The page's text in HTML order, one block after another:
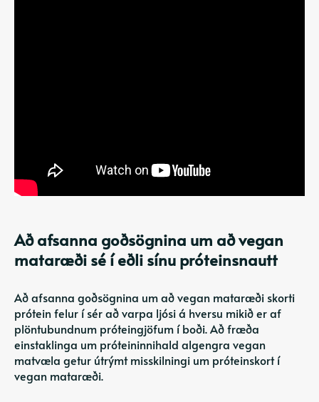
Að afsanna goðsögnina um að vegan
mataræði sé í eðli sínu próteinsnautt
Að afsanna goðsögnina um að vegan mataræði skorti
prótein felur í sér að varpa ljósi á hversu mikið er af
plöntubundnum próteingjöfum í boði. Að fræða
einstaklinga um próteininnihald algengra vegan
matvæla getur útrýmt misskilningi um próteinskort í
vegan mataræði.